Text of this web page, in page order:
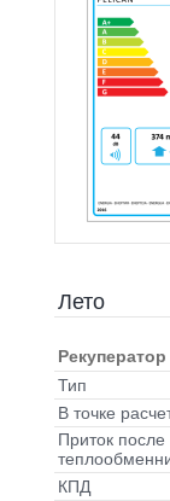
Лето
Рекуператор
Тип
В точке
Приток после
КПД